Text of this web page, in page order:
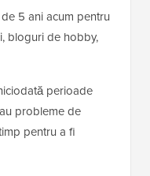
5 ani acum pentru
bloguri de hobby,
perioade
probleme de
pentru a fi